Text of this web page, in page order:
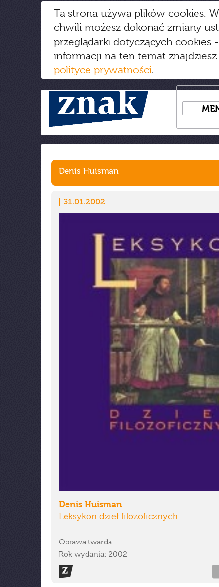
Ta strona używa plików cookies.
chwili możesz dokonać zmiany
przeglądarki dotyczących cookies
informacji na ten temat
polityce prywatności.
Denis Huisman
31.01.2002
Denis Huisman
Leksykon dzieł filozoficznych
Oprawa twarda
Rok wydania: 2002